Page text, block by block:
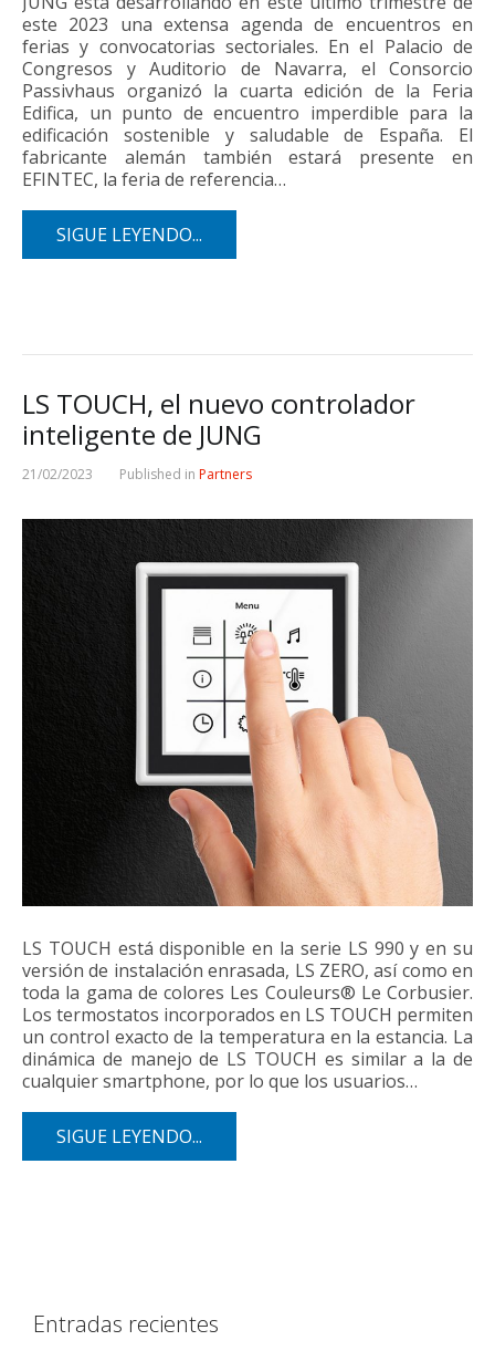
este 2023 una extensa agenda de encuentros en
ferias y convocatorias sectoriales. En el Palacio de
Congresos y Auditorio de Navarra, el Consorcio
Passivhaus organizó la cuarta edición de la Feria
Edifica, un punto de encuentro imperdible para la
edificación sostenible y saludable de España. El
fabricante alemán también estará presente en
EFINTEC, la feria de referencia…
SIGUE LEYENDO...
LS TOUCH, el nuevo controlador
inteligente de JUNG
21/02/2023 Published in Partners
LS TOUCH está disponible en la serie LS 990 y en su
versión de instalación enrasada, LS ZERO, así como en
toda la gama de colores Les Couleurs® Le Corbusier.
Los termostatos incorporados en LS TOUCH permiten
un control exacto de la temperatura en la estancia. La
dinámica de manejo de LS TOUCH es similar a la de
cualquier smartphone, por lo que los usuarios…
SIGUE LEYENDO...
Entradas recientes